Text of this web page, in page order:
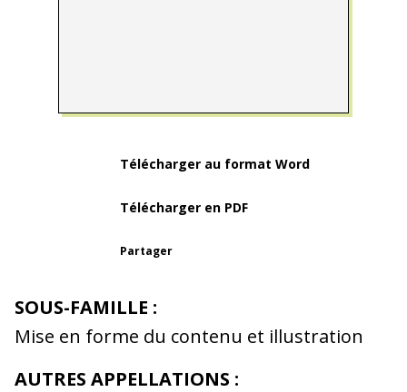
SOUS-FAMILLE :
Mise en forme du contenu et illustration
AUTRES APPELLATIONS :
Télécharger au format Word
Télécharger en PDF
Partager